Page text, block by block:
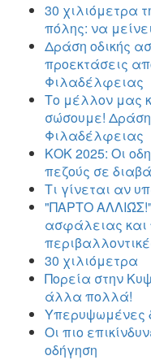
30 χιλιόμετρα
πόλης: να
Δράση οδικής
προεκτάσεις
Φιλαδέλφειας
Το μέλλον μας
σώσουμε!
Φιλαδέλφειας
ΚΟΚ 2025: Οι
πεζούς σε
Τι γίνεται αν
"ΠΑΡΤΟ
ασφάλειας και
30 χιλιόμετρα
Πορεία στην
άλλα πολλά!
Υπερυψωμένες
Οι πιο
οδήγηση